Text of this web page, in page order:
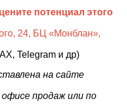
потенциал этого
24, БЦ «Монблан»,
Telegram и др)
на сайте
продаж или по